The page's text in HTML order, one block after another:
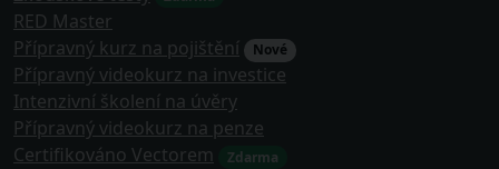
RED Master
Přípravný kurz na pojištění
Nové
Přípravný videokurz na investice
Intenzivní školení na úvěry
Přípravný videokurz na penze
Certifikováno Vectorem
Zdarma